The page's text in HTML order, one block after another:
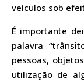
veículos sob
É importante
palavra
pessoas,
utilização de